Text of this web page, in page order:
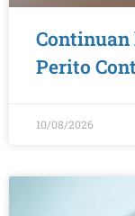
Perito
10/08/2026